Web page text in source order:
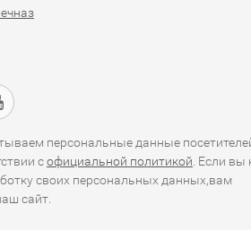
персональные данные
софициальной политикой . Если вы
своих персональных данных,вам
сайт.